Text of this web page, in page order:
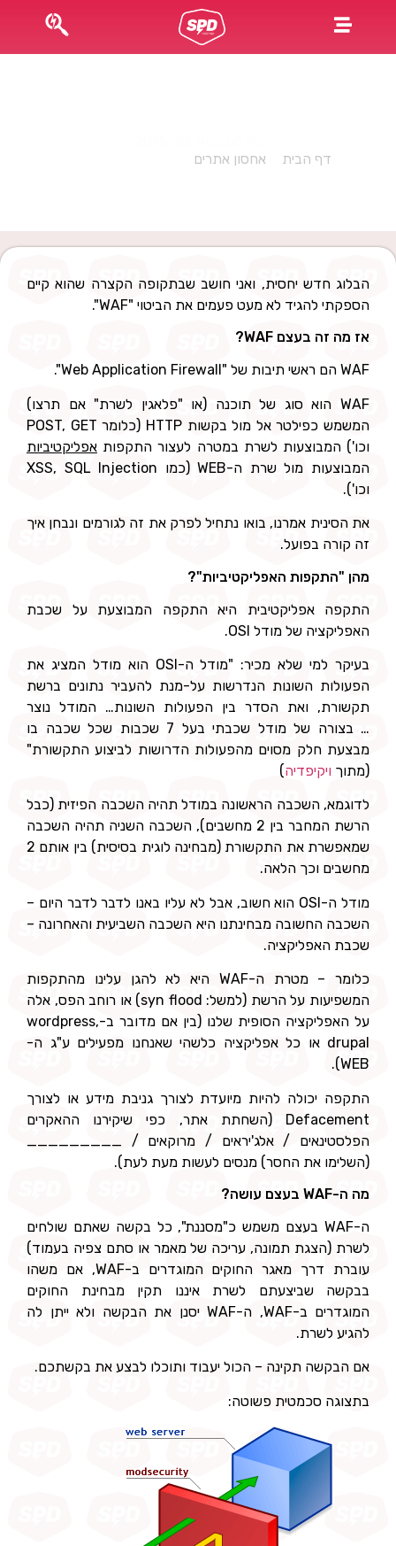
דף הבית
אחסון אתרים
הבלוג חדש יחסית, ואני חושב שבתקופה הקצרה שהוא קיים
הספקתי להגיד לא מעט פעמים את הביטוי "WAF".
אז מה זה בעצם WAF?
WAF הם ראשי תיבות של "Web Application Firewall".
WAF הוא סוג של תוכנה (או "פלאגין לשרת" אם תרצו)
המשמש כפילטר אל מול בקשות HTTP (כלומר POST, GET
וכו') המבוצעות לשרת במטרה לעצור התקפות אפליקטיביות
המבוצעות מול שרת ה-WEB (כמו XSS, SQL Injection
וכו').
את הסינית אמרנו, בואו נתחיל לפרק את זה לגורמים ונבחן איך
זה קורה בפועל.
מהן "התקפות האפליקטיביות"?
התקפה אפליקטיבית היא התקפה המבוצעת על שכבת
האפליקציה של מודל OSI.
בעיקר למי שלא מכיר: "מודל ה-OSI הוא מודל המציג את
הפעולות השונות הנדרשות על-מנת להעביר נתונים ברשת
תקשורת, ואת הסדר בין הפעולות השונות… המודל נוצר
… בצורה של מודל שכבתי בעל 7 שכבות שכל שכבה בו
מבצעת חלק מסוים מהפעולות הדרושות לביצוע התקשורת"
(מתוך ויקיפדיה)
לדוגמא, השכבה הראשונה במודל תהיה השכבה הפיזית (כבל
הרשת המחבר בין 2 מחשבים), השכבה השניה תהיה השכבה
שמאפשרת את התקשורת (מבחינה לוגית בסיסית) בין אותם 2
מחשבים וכך הלאה.
מודל ה-OSI הוא חשוב, אבל לא עליו באנו לדבר לדבר היום –
השכבה החשובה מבחינתנו היא השכבה השביעית והאחרונה –
שכבת האפליקציה.
כלומר – מטרת ה-WAF היא לא להגן עלינו מהתקפות
המשפיעות על הרשת (למשל: syn flood) או רוחב הפס, אלה
על האפליקציה הסופית שלנו (בין אם מדובר ב-wordpress,
drupal או כל אפליקציה כלשהי שאנחנו מפעילים ע"ג ה-
WEB).
התקפה יכולה להיות מיועדת לצורך גניבת מידע או לצורך
Defacement (השחתת אתר, כפי שיקירנו ההאקרים
הפלסטינאים / אלג'יראים / מרוקאים / _________
(השלימו את החסר) מנסים לעשות מעת לעת).
מה ה-WAF בעצם עושה?
ה-WAF בעצם משמש כ"מסננת", כל בקשה שאתם שולחים
לשרת (הצגת תמונה, עריכה של מאמר או סתם צפיה בעמוד)
עוברת דרך מאגר החוקים המוגדרים ב-WAF, אם משהו
בבקשה שביצעתם לשרת איננו תקין מבחינת החוקים
המוגדרים ב-WAF, ה-WAF יסנן את הבקשה ולא ייתן לה
להגיע לשרת.
אם הבקשה תקינה – הכול יעבוד ותוכלו לבצע את בקשתכם.
בתצוגה סכמטית פשוטה: